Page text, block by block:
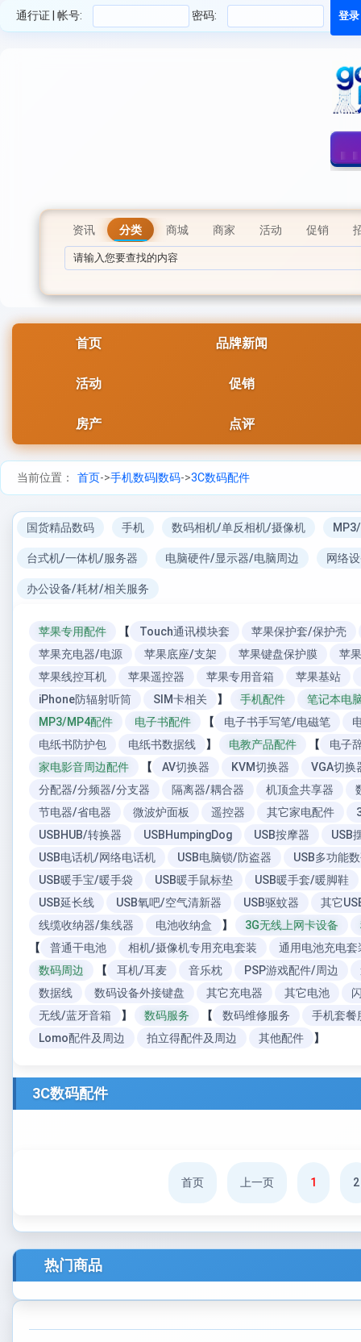
通行证 | 帐号: 密码:
资讯 分类 商城 商家 活动 促销
首页 品牌新闻
活动 促销
房产 点评
当前位置： 首页->手机数码|数码->3C数码配件
国货精品数码 手机 数码相机/单反相机/摄像机
台式机/一体机/服务器 电脑硬件/显示器/电脑周边 网络
办公设备/耗材/相关服务
苹果专用配件 【 Touch通讯模块套
苹果保护套/保护壳
苹果充电器/电源
苹果底座/支架 苹果键盘保护膜
苹
苹果线控耳机
苹果遥控器 苹果专用音箱
苹果基站
iPhone防辐射听筒
SIM卡相关 】 手机配件
笔记本电
MP3/MP4配件
电子书配件 【 电子书手写笔/电磁笔
电纸书防护包
电纸书数据线 】 电教产品配件 【
电子
家电影音周边配件
【 AV切换器 KVM切换器
VGA切换
分配器/分频器/分支器
隔离器/耦合器 机顶盒共享器
节电器/省电器
微波炉面板 遥控器 其它家电配件
USBHUB/转换器
USBHumpingDog USB按摩器
USB
USB电话机/网络电话机
USB电脑锁/防盗器
USB多功能
USB暖手宝/暖手袋
USB暖手鼠标垫
USB暖手套/暖脚鞋
USB延长线
USB氧吧/空气清新器 USB驱蚊器
其它
线缆收纳器/集线器
电池收纳盒 】 3G无线上网卡设备
【
普通干电池 相机/摄像机专用充电套装
通用电池充电套
数码周边
【 耳机/耳麦 音乐枕 PSP游戏配件/周边
数据线
数码设备外接键盘 其它充电器 其它电池
无线/蓝牙音箱
】 数码服务 【 数码维修服务
手机套餐
Lomo配件及周边
拍立得配件及周边 其他配件 】
3C数码配件
首页 上一页 1 2
热门商品